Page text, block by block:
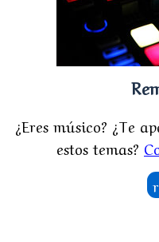
¿Eres músico? ¿Te
estos temas?